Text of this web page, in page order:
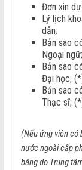
Đơn xin
Lý lịch
dẫn;
Bản sao
Ngoại
Bản sao
Đại học;
Bản sao
Thạc sĩ;
(Nếu ứng viên có
nước ngoài cấp
bằng do Trung